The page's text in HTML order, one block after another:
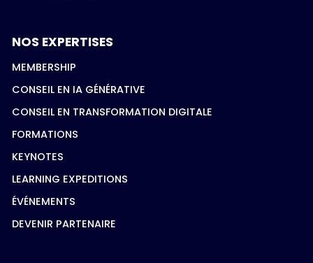
NOS EXPERTISES
MEMBERSHIP
CONSEIL EN IA GÉNÉRATIVE
CONSEIL EN TRANSFORMATION DIGITALE
FORMATIONS
KEYNOTES
LEARNING EXPEDITIONS
ÉVÉNEMENTS
DEVENIR PARTENAIRE